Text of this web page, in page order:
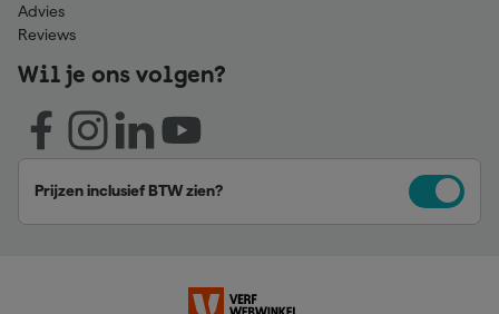
Advies
Reviews
Wil je ons volgen?
Prijzen inclusief BTW zien?